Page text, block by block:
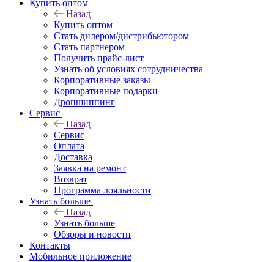
Купить оптом
Назад
Купить оптом
Стать дилером/дистрибьютором
Стать партнером
Получить прайс-лист
Узнать об условиях сотрудничества
Корпоративные заказы
Корпоративные подарки
Дропшиппинг
Сервис
Назад
Сервис
Оплата
Доставка
Заявка на ремонт
Возврат
Программа лояльности
Узнать больше
Назад
Узнать больше
Обзоры и новости
Контакты
Мобильное приложение